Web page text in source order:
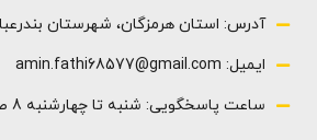
آدرس: استان هرمزگان، شهرستان
ایمیل: amin.fathi68577@gmail.com
ساعت پاسخگویی: شنبه تا چهارشنبه 8 صبح تا 8 شب